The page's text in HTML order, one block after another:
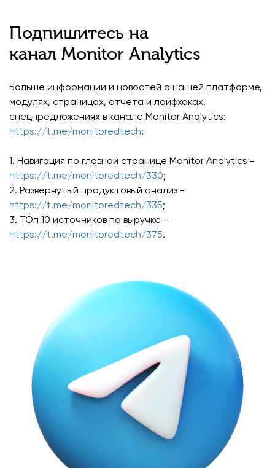
Подпишитесь на
канал Monitor Analytics
Больше информации и новостей о нашей платформе,
модулях, страницах, отчета и лайфхаках,
спецпредложениях в канале Monitor Analytics:
https://t.me/monitoredtech:
1. Навигация по главной странице Monitor Analytics -
https://t.me/monitoredtech/330;
2. Развернутый продуктовый анализ -
https://t.me/monitoredtech/335;
3. ТОп 10 источников по выручке -
https://t.me/monitoredtech/375.